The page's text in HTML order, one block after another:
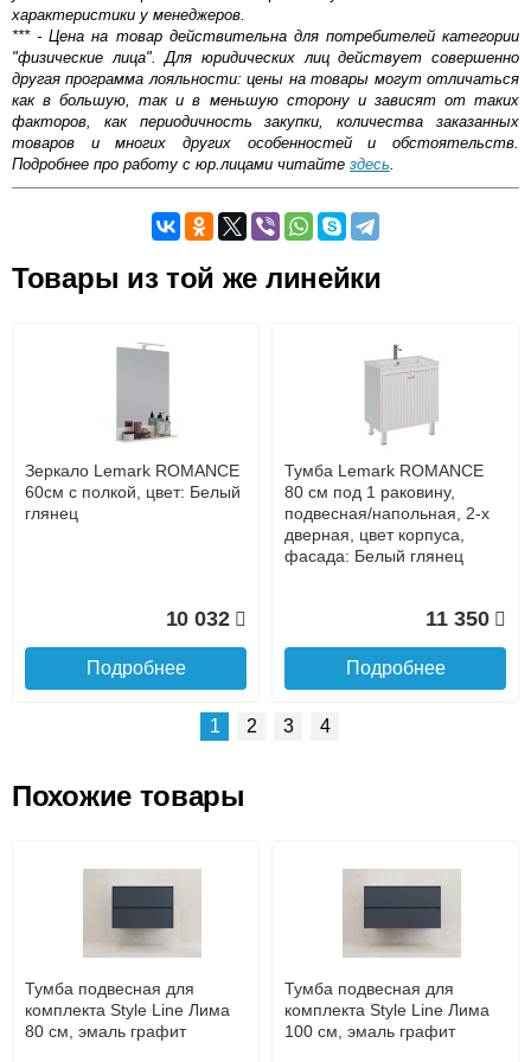
характеристики у менеджеров.
*** - Цена на товар действительна для потребителей категории
"физические лица". Для юридических лиц действует совершенно
другая программа лояльности: цены на товары могут отличаться
как в большую, так и в меньшую сторону и зависят от таких
факторов, как периодичность закупки, количества заказанных
товаров и многих других особенностей и обстоятельств.
Подробнее про работу с юр.лицами читайте здесь.
Доставка сантехники по Москве и Московской области
возможность
Банковской картой на сайте в режиме реального
Банковской картой при получении товара как при
доставке, так и самовывозом
Интернет-деньгами (Yandex-деньги, Web-money,
Qiwi-кошельки и другие).
Безналичный расчёт (возможно и с НДС)
Подробнее об оплате
Товары из той же линейки
Зеркало Lemark ROMANCE
60см с полкой, цвет: Белый
глянец
10 032
Подробнее
Тумба Lemark ROMANCE
80 см под 1 раковину,
подвесная/напольная, 2-х
дверная, цвет корпуса,
фасада: Белый глянец
11 350
Подробнее
35см подвесн/напольн, 2-х
дв., открывание лев/прав,
цвет корпуса, фасада:
20 626
100 см под 1 раковину,
подвесная/напольная, 3-х
дверная, цвет корпуса,
фасада: Белый глянец
13 920
1 2 3 4
Похожие товары
Тумба подвесная для
комплекта Style Line Лима
80 см, эмаль графит
Тумба подвесная для
комплекта Style Line Лима
100 см, эмаль графит